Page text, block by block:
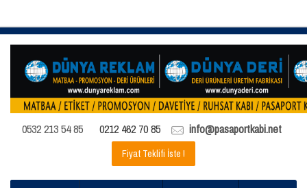
0532 213 54 85 0212 462 70 85 info@pasaportkabi.net
Fiyat Teklifi İste !